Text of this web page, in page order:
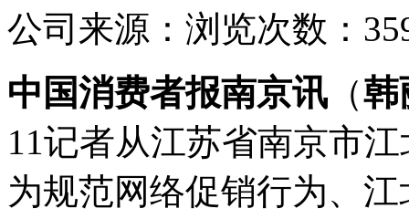
公司 来源： 浏览次数：
中国消费者报南京讯 （
11记者从江苏省南京市
为规范网络促销行为、江